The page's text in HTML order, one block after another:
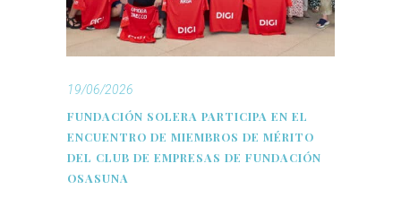
19/06/2026
FUNDACIÓN SOLERA PARTICIPA EN EL
ENCUENTRO DE MIEMBROS DE MÉRITO
DEL CLUB DE EMPRESAS DE FUNDACIÓN
OSASUNA